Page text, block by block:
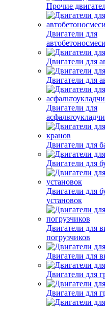
YUNNEI
Прочие
Двигатели для
Двигатели для
Двигатели для
Двигатели для
Двигатели для
Двигатели для
Двигатели для
установок
Двигатели для
погрузчиков
Двигатели для
Двигатели для